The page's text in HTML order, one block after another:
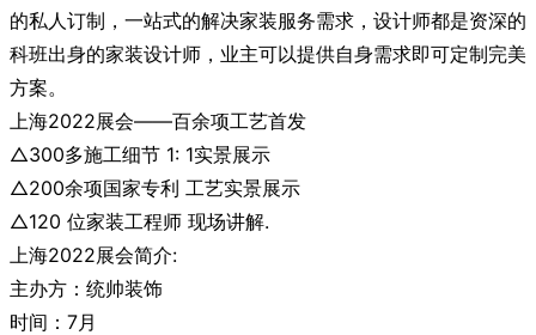
的私人订制，一站式的解决家装服务需求，设计师都是资深的
科班出身的家装设计师，业主可以提供自身需求即可定制完美
方案。
上海2022展会——百余项工艺首发
△300多施工细节 1: 1实景展示
△200余项国家专利 工艺实景展示
△120 位家装工程师 现场讲解.
上海2022展会简介:
主办方：统帅装饰
时间：7月